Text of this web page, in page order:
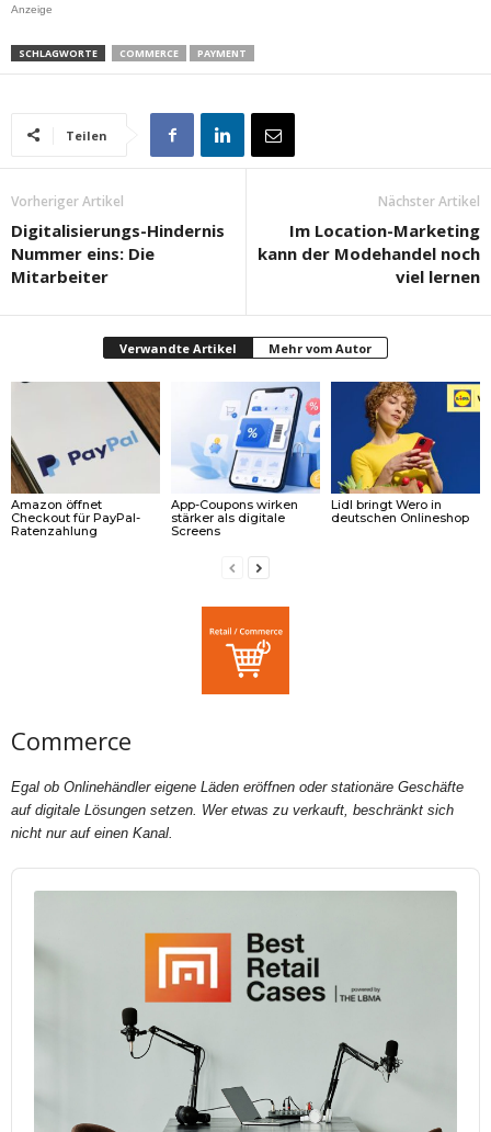
Anzeige
SCHLAGWORTE COMMERCE PAYMENT
Teilen
Vorheriger Artikel
Digitalisierungs-Hindernis
Nummer eins: Die
Mitarbeiter
Nächster Artikel
Im Location-Marketing
kann der Modehandel noch
viel lernen
Verwandte Artikel Mehr vom Autor
Amazon öffnet
Checkout für PayPal-
Ratenzahlung
App-Coupons wirken
stärker als digitale
Screens
Lidl bringt Wero in
deutschen Onlineshop
Commerce
Egal ob Onlinehändler eigene Läden eröffnen oder stationäre Geschäfte
auf digitale Lösungen setzen. Wer etwas zu verkauft, beschränkt sich
nicht nur auf einen Kanal.
Audio
Player